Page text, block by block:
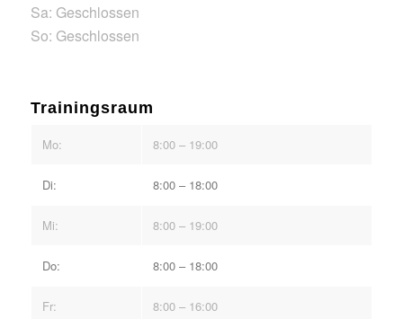
Sa: Geschlossen
So: Geschlossen
Trainingsraum
Mo: 8:00 – 19:00
Di: 8:00 – 18:00
Mi: 8:00 – 19:00
Do: 8:00 – 18:00
Fr: 8:00 – 16:00